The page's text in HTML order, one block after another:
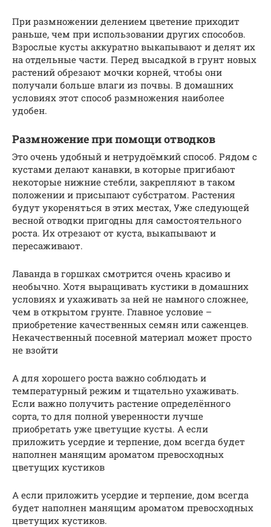
При размножении делением цветение приходит
раньше, чем при использовании других способов.
Взрослые кусты аккуратно выкапывают и делят их
на отдельные части. Перед высадкой в грунт новых
растений обрезают мочки корней, чтобы они
получали больше влаги из почвы. В домашних
условиях этот способ размножения наиболее
удобен.
Размножение при помощи отводков
Это очень удобный и нетрудоёмкий способ. Рядом с
кустами делают канавки, в которые пригибают
некоторые нижние стебли, закрепляют в таком
положении и присыпают субстратом. Растения
будут укореняться в этих местах, Уже следующей
весной отводки пригодны для самостоятельного
роста. Их отрезают от куста, выкапывают и
пересаживают.
Лаванда в горшках смотрится очень красиво и
необычно. Хотя выращивать кустики в домашних
условиях и ухаживать за ней не намного сложнее,
чем в открытом грунте. Главное условие –
приобретение качественных семян или саженцев.
Некачественный посевной материал может просто
не взойти
А для хорошего роста важно соблюдать и
температурный режим и тщательно ухаживать.
Если важно получить растение определённого
сорта, то для полной уверенности лучше
приобретать уже цветущие кусты. А если
приложить усердие и терпение, дом всегда будет
наполнен манящим ароматом превосходных
цветущих кустиков
А если приложить усердие и терпение, дом всегда
будет наполнен манящим ароматом превосходных
цветущих кустиков.